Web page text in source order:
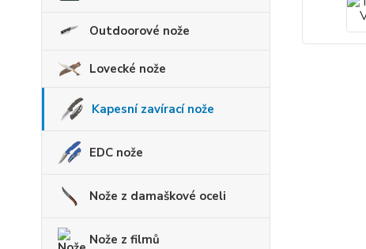
Outdoorové nože
Lovecké nože
Kapesní zavírací nože
EDC nože
Nože z damaškové oceli
Nože z filmů